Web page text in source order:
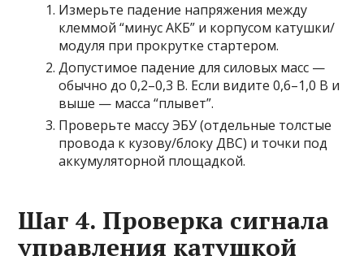
Измерьте падение напряжения между
клеммой “минус АКБ” и корпусом катушки/
модуля при прокрутке стартером.
Допустимое падение для силовых масс —
обычно до 0,2–0,3 В. Если видите 0,6–1,0 В и
выше — масса “плывет”.
Проверьте массу ЭБУ (отдельные толстые
провода к кузову/блоку ДВС) и точки под
аккумуляторной площадкой.
Шаг 4. Проверка сигнала
управления катушкой